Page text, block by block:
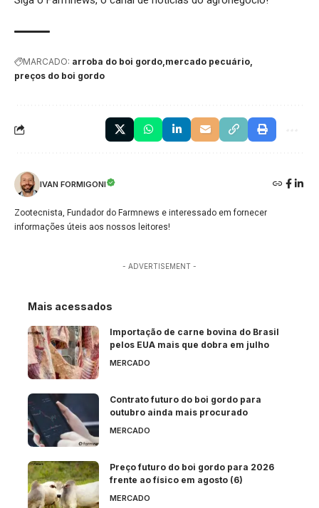
MARCADO: arroba do boi gordo mercado pecuário
preços do boi gordo
IVAN FORMIGONI
Zootecnista, Fundador do Farmnews e interessado em fornecer
informações úteis aos nossos leitores!
- ADVERTISEMENT -
Mais acessados
Importação de carne bovina do Brasil
pelos EUA mais que dobra em julho
MERCADO
Contrato futuro do boi gordo para
outubro ainda mais procurado
MERCADO
Preço futuro do boi gordo para 2026
frente ao físico em agosto (6)
MERCADO